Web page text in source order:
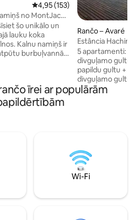
Vidējais vērtējums: 4,95 no 5,
4,95 (153)
no MontJacui
šo unikālo un
lauku koka
Kalnu namiņš ir
m² iekšējās
terases Apakšējais
istaba, atvērta
Rančo – Avaré
Estância
5 apartamenti: 2
divguļamo gultu
papildu gultu + 3
divguļamo gultu,
skats uz dambi
televizoru ar
Makšķerēšanas ezeri 01 futbola
Bezgalības
īrei ar populārām
Wi-Fi